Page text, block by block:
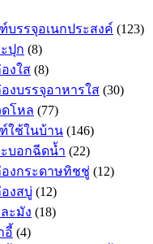
รรจุอเนกประสงค์ (123)
ปุก (8)
งใส (8)
งบรรจุอาหารใส (30)
โหล (77)
ใช้ในบ้าน (146)
บอกฉีดน้ำ (22)
งกระดาษทิชชู่ (12)
งสบู่ (12)
ะมัง (18)
อี้ (4)